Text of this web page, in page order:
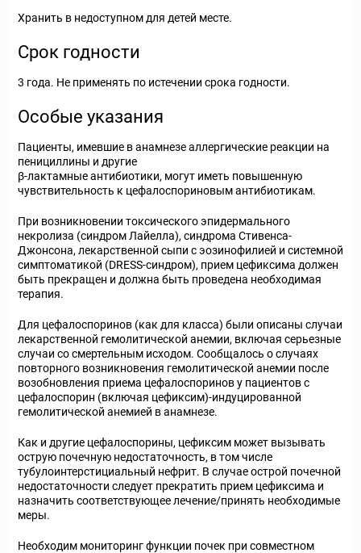
Хранить в недоступном для детей месте.
Срок годности
3 года. Не применять по истечении срока годности.
Особые указания
Пациенты, имевшие в анамнезе аллергические реакции на
пенициллины и другие
β-лактамные антибиотики, могут иметь повышенную
чувствительность к цефалоспориновым антибиотикам.
При возникновении токсического эпидермального
некролиза (синдром Лайелла), синдрома Стивенса-
Джонсона, лекарственной сыпи с эозинофилией и системной
симптоматикой (DRESS-синдром), прием цефиксима должен
быть прекращен и должна быть проведена необходимая
терапия.
Для цефалоспоринов (как для класса) были описаны случаи
лекарственной гемолитической анемии, включая серьезные
случаи со смертельным исходом. Сообщалось о случаях
повторного возникновения гемолитической анемии после
возобновления приема цефалоспоринов у пациентов с
цефалоспорин (включая цефиксим)-индуцированной
гемолитической анемией в анамнезе.
Как и другие цефалоспорины, цефиксим может вызывать
острую почечную недостаточность, в том числе
тубулоинтерстициальный нефрит. В случае острой почечной
недостаточности следует прекратить прием цефиксима и
назначить соответствующее лечение/принять необходимые
меры.
Необходим мониторинг функции почек при совместном